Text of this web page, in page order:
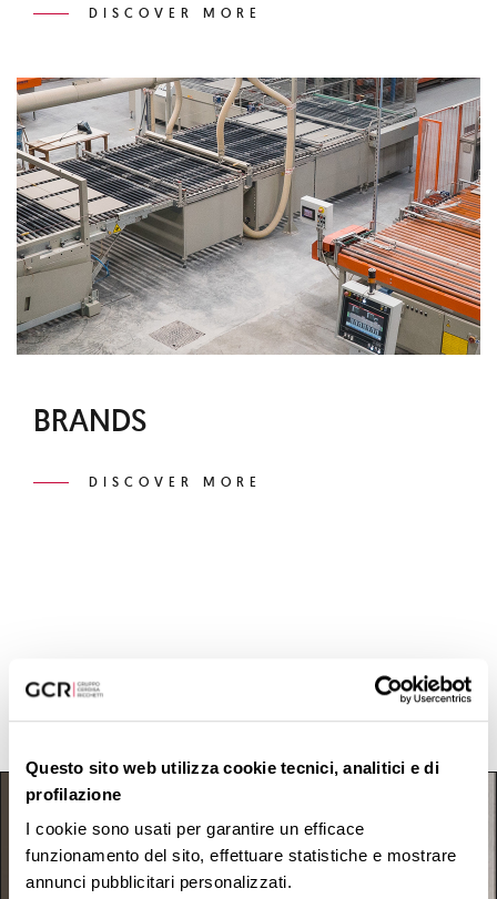
Questo sito web utilizza cookie tecnici, analitici e di
profilazione
I cookie sono usati per garantire un efficace
funzionamento del sito, effettuare statistiche e mostrare
annunci pubblicitari personalizzati.
DISCOVER MORE
BRANDS
DISCOVER MORE